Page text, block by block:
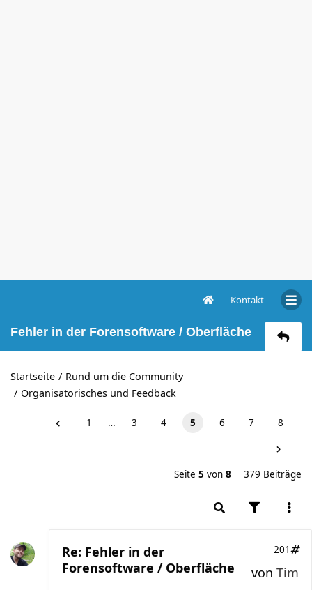
Kontakt
Fehler in der Forensoftware / Oberfläche
Startseite
Rund um die Community
Organisatorisches und Feedback
1 … 3 4 5 6 7 8
Seite 5 von 8 379 Beiträge
Re: Fehler in der
Forensoftware / Oberfläche
201
von Tim